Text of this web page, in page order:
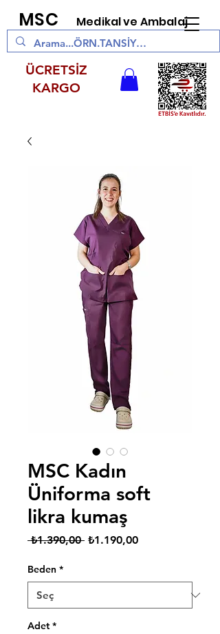
MSC Medikal ve Ambalaj
ÜCRETSİZ
KARGO
MSC Kadın
Üniforma soft
likra kumaş
₺1.390,00 Normal
₺1.190,00İndirimli
Beden *
Adet *